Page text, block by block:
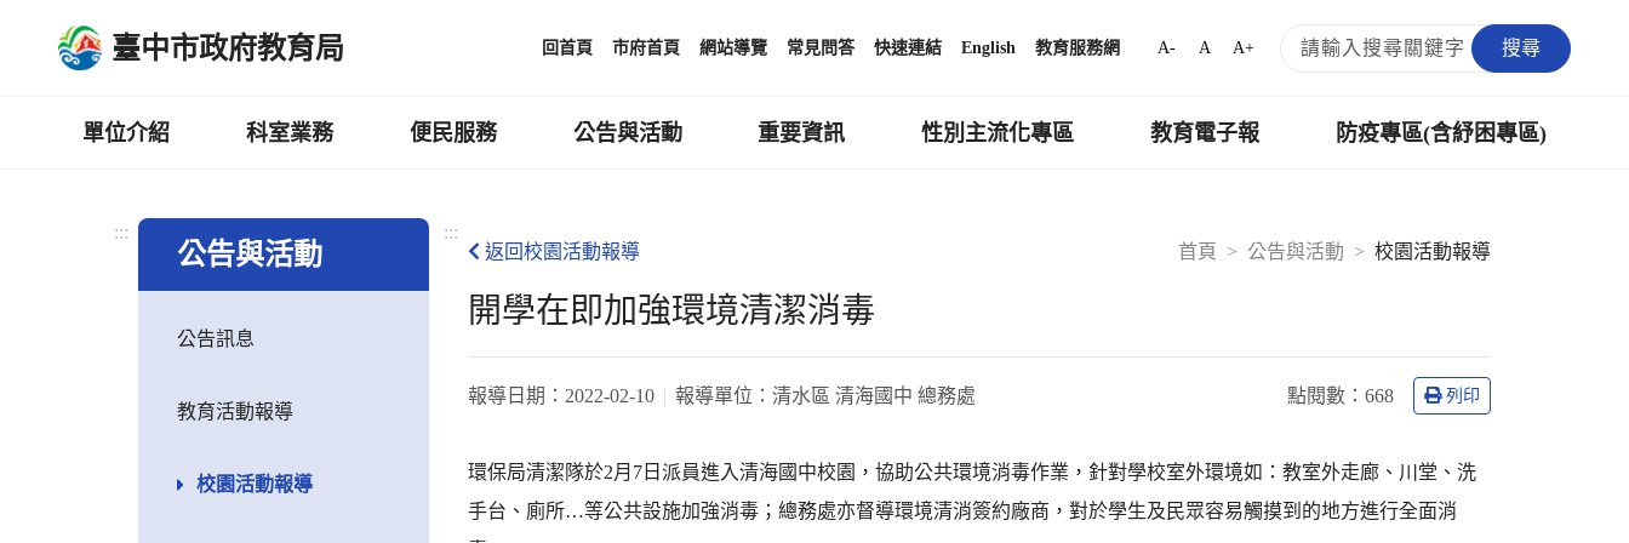
臺中市政府教育局 回首頁 市府首頁 網站導覽 常見問答 快速連結 English 教育服務網 A- A A+ 搜尋
單位介紹 科室業務 便民服務 公告與活動 重要資訊 性別主流化專區 教育電子報 防疫專區(含紓困專區)
:::
公告與活動
公告訊息
教育活動報導
校園活動報導
:::
首頁
公告與活動 校園活動報導
返回校園活動報導
開學在即加強環境清潔消毒
報導日期： 2022-02-10 報導單位： 清水區 清海國中 總務處 點閱數： 668 列印
環保局清潔隊於2月7日派員進入清海國中校園，協助公共環境消毒作業，針對學校室外環境如：教室外走廊、川堂、洗
手台、廁所…等公共設施加強消毒；總務處亦督導環境清消簽約廠商，對於學生及民眾容易觸摸到的地方進行全面消